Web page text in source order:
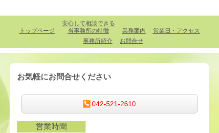
トップページ
安心して相談できる
当事務所の特徴
業務案内
営業日・アクセス
事務所紹介
お問合せ
お気軽にお問合せください
042-521-2610
営業時間